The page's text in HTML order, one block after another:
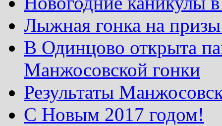
Лыжная гонка на
В Одинцово открыта
Манжосовской гонки
Результаты
С Новым 2017 годом!